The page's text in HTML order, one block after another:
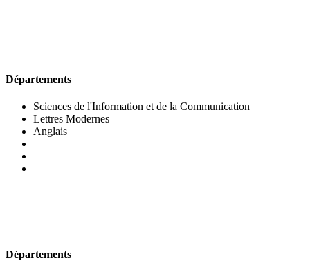
Départements
Sciences de l'Information et de la Communication
Lettres Modernes
Anglais
Départements